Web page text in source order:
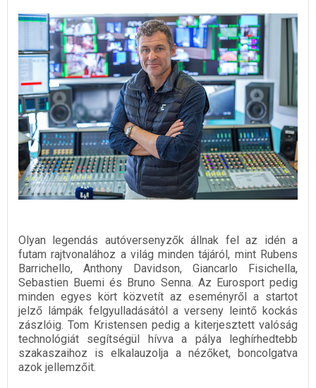
Olyan legendás autóversenyzők állnak fel az idén a
futam rajtvonalához a világ minden tájáról, mint Rubens
Barrichello, Anthony Davidson, Giancarlo Fisichella,
Sebastien Buemi és Bruno Senna. Az Eurosport pedig
minden egyes kört közvetít az eseményről a startot
jelző lámpák felgyulladásától a verseny leintő kockás
zászlóig. Tom Kristensen pedig a kiterjesztett valóság
technológiát segítségül hívva a pálya leghírhedtebb
szakaszaihoz is elkalauzolja a nézőket, boncolgatva
azok jellemzőit.